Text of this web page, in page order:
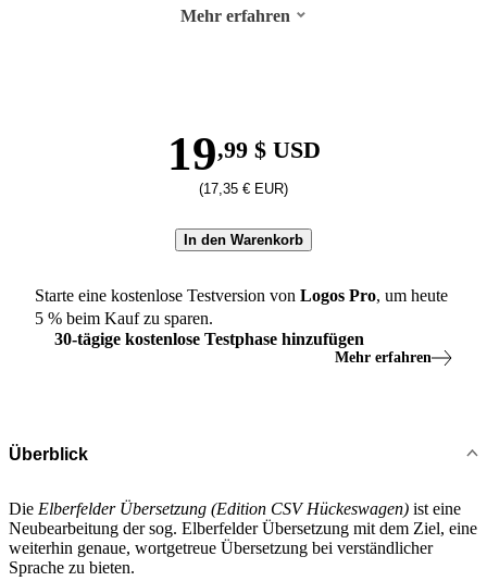
Mehr erfahren
19,99 $ USD
(17,35 € EUR)
In den Warenkorb
Starte eine kostenlose Testversion von Logos Pro, um heute
5 % beim Kauf zu sparen.
30-tägige kostenlose Testphase hinzufügen
Mehr erfahren
Überblick
Die Elberfelder Übersetzung (Edition CSV Hückeswagen) ist eine
Neubearbeitung der sog. Elberfelder Übersetzung mit dem Ziel, eine
weiterhin genaue, wortgetreue Übersetzung bei verständlicher
Sprache zu bieten.